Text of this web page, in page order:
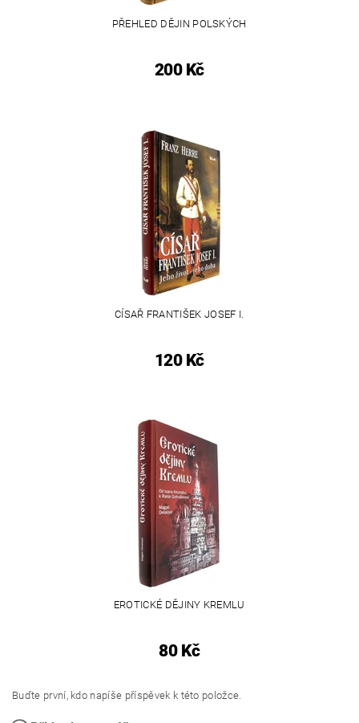
PŘEHLED DĚJIN POLSKÝCH
200 Kč
CÍSAŘ FRANTIŠEK JOSEF I.
120 Kč
EROTICKÉ DĚJINY KREMLU
80 Kč
Buďte první, kdo napíše příspěvek k této položce.